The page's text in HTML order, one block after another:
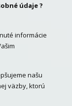
údaje ?
informácie
našu
väzby, ktorú